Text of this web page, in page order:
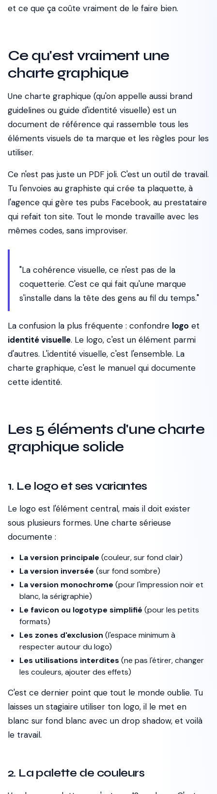
et ce que ça coûte vraiment de le faire bien.
Ce qu'est vraiment une
charte graphique
Une charte graphique (qu'on appelle aussi brand
guidelines ou guide d'identité visuelle) est un
document de référence qui rassemble tous les
éléments visuels de ta marque et les règles pour les
utiliser.
Ce n'est pas juste un PDF joli. C'est un outil de travail.
Tu l'envoies au graphiste qui crée ta plaquette, à
l'agence qui gère tes pubs Facebook, au prestataire
qui refait ton site. Tout le monde travaille avec les
mêmes codes, sans improviser.
"La cohérence visuelle, ce n'est pas de la
coquetterie. C'est ce qui fait qu'une marque
s'installe dans la tête des gens au fil du temps."
La confusion la plus fréquente : confondre logo et
identité visuelle. Le logo, c'est un élément parmi
d'autres. L'identité visuelle, c'est l'ensemble. La
charte graphique, c'est le manuel qui documente
cette identité.
Les 5 éléments d'une charte
graphique solide
1. Le logo et ses variantes
Le logo est l'élément central, mais il doit exister
sous plusieurs formes. Une charte sérieuse
documente :
La version principale (couleur, sur fond clair)
La version inversée (sur fond sombre)
La version monochrome (pour l'impression noir et
blanc, la sérigraphie)
Le favicon ou logotype simplifié (pour les petits
formats)
Les zones d'exclusion (l'espace minimum à
respecter autour du logo)
Les utilisations interdites (ne pas l'étirer, changer
les couleurs, ajouter des effets)
C'est ce dernier point que tout le monde oublie. Tu
laisses un stagiaire utiliser ton logo, il le met en
blanc sur fond blanc avec un drop shadow, et voilà
le travail.
2. La palette de couleurs